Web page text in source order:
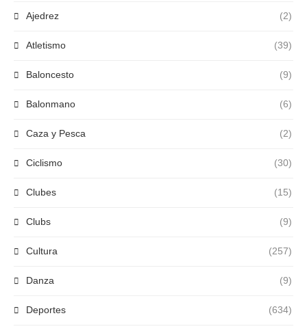
Ajedrez (2)
Atletismo (39)
Baloncesto (9)
Balonmano (6)
Caza y Pesca (2)
Ciclismo (30)
Clubes (15)
Clubs (9)
Cultura (257)
Danza (9)
Deportes (634)